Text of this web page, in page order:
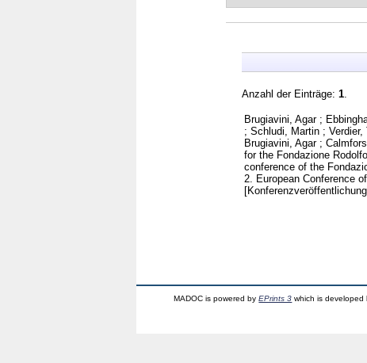
Anzahl der Einträge: 1
Brugiavini, Agar;
; Schludi, Martin ; Verdier,
Brugiavini, Agar;
for the Fondazione
conference of the
2. European Conference
MADOC is powered byEPrints 3 which is